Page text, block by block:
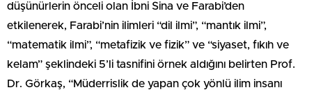
düşünürlerin önceli olan İbni Sina ve Farabi’den
etkilenerek, Farabi’nin ilimleri “dil ilmi”, “mantık ilmi”,
“matematik ilmi”, “metafizik ve fizik” ve “siyaset, fıkıh ve
kelam” şeklindeki 5’li tasnifini örnek aldığını belirten Prof.
Dr. Görkaş, “Müderrislik de yapan çok yönlü ilim insanı